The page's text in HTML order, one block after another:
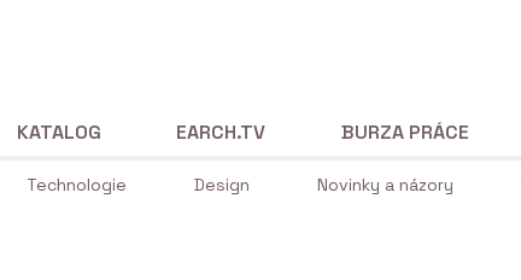
Technologie Design Novinky a názory
KATALOG EARCH.TV BURZA PRÁCE